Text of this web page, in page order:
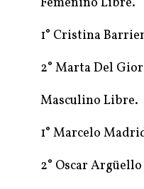
1° Cristina
2° Marta Del
Masculino Libre.
1° Marcelo
2° Oscar